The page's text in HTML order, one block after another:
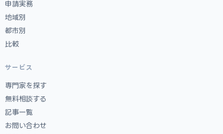
申請実務
地域別
都市別
比較
サービス
専門家を探す
無料相談する
記事一覧
お問い合わせ